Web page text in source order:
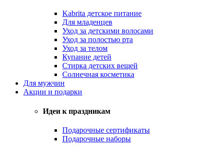
Kabrita детское питание
Для младенцев
Уход за детскими волосами
Уход за полостью рта
Уход за телом
Купание детей
Стирка детских вещей
Солнечная косметика
Для мужчин
Акции и подарки
Идеи к праздникам
Подарочные сертификаты
Подарочные наборы